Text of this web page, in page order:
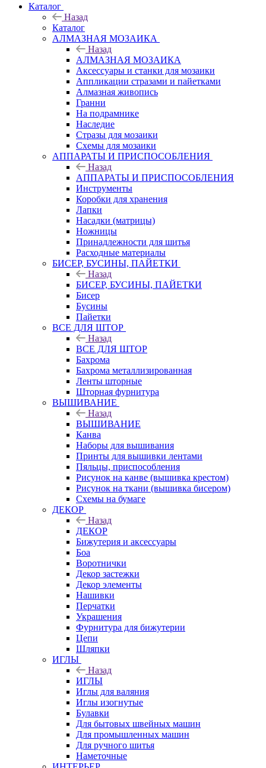
Каталог
Назад
Каталог
АЛМАЗНАЯ МОЗАИКА
Назад
АЛМАЗНАЯ МОЗАИКА
Аксессуары и станки для мозаики
Аппликации стразами и пайетками
Алмазная живопись
Гранни
На подрамнике
Наследие
Стразы для мозаики
Схемы для мозаики
АППАРАТЫ И ПРИСПОСОБЛЕНИЯ
Назад
АППАРАТЫ И ПРИСПОСОБЛЕНИЯ
Инструменты
Коробки для хранения
Лапки
Насадки (матрицы)
Ножницы
Принадлежности для шитья
Расходные материалы
БИСЕР, БУСИНЫ, ПАЙЕТКИ
Назад
БИСЕР, БУСИНЫ, ПАЙЕТКИ
Бисер
Бусины
Пайетки
ВСЕ ДЛЯ ШТОР
Назад
ВСЕ ДЛЯ ШТОР
Бахрома
Бахрома металлизированная
Ленты шторные
Шторная фурнитура
ВЫШИВАНИЕ
Назад
ВЫШИВАНИЕ
Канва
Наборы для вышивания
Принты для вышивки лентами
Пяльцы, приспособления
Рисунок на канве (вышивка крестом)
Рисунок на ткани (вышивка бисером)
Схемы на бумаге
ДЕКОР
Назад
ДЕКОР
Бижутерия и аксессуары
Боа
Воротнички
Декор застежки
Декор элементы
Нашивки
Перчатки
Украшения
Фурнитура для бижутерии
Цепи
Шляпки
ИГЛЫ
Назад
ИГЛЫ
Иглы для валяния
Иглы изогнутые
Булавки
Для бытовых швейных машин
Для промышленных машин
Для ручного шитья
Наметочные